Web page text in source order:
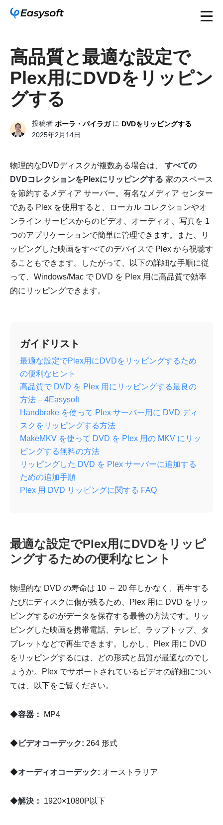
高品質と最適な設定で
Plex用にDVDをリッピン
グする
投稿者 ポーラ・パイラガに DVDをリッピングする
2025年2月14日
物理的なDVDディスクが複数ある場合は、 すべての
DVDコレクションをPlexにリッピングする 家のスペース
を節約するメディア サーバー。有名なメディア センター
である Plex を使用すると、ローカル コレクションやオ
ンライン サービスからのビデオ、オーディオ、写真を 1
つのアプリケーションで簡単に管理できます。また、リ
ッピングした映画をすべてのデバイスで Plex から視聴す
ることもできます。したがって、以下の詳細な手順に従
って、Windows/Mac で DVD を Plex 用に高品質で効率
的にリッピングできます。
ガイドリスト
最適な設定でPlex用にDVDをリッピングするため
の便利なヒント
高品質で DVD を Plex 用にリッピングする最良の
方法 – 4Easysoft
Handbrake を使って Plex サーバー用に DVD ディ
スクをリッピングする方法
MakeMKV を使って DVD を Plex 用の MKV にリッ
ピングする無料の方法
リッピングした DVD を Plex サーバーに追加する
ための追加手順
Plex 用 DVD リッピングに関する FAQ
最適な設定でPlex用にDVDをリッピ
ングするための便利なヒント
物理的な DVD の寿命は 10 ～ 20 年しかなく、再生する
たびにディスクに傷が残るため、Plex 用に DVD をリッ
ピングするのがデータを保存する最善の方法です。リッ
ピングした映画を携帯電話、テレビ、ラップトップ、タ
ブレットなどで再生できます。しかし、Plex 用に DVD
をリッピングするには、どの形式と品質が最適なのでし
ょうか。Plex でサポートされているビデオの詳細につい
ては、以下をご覧ください。
◆容器： MP4
◆ビデオコーデック: 264 形式
◆オーディオコーデック: オーストラリア
◆解決： 1920×1080P以下